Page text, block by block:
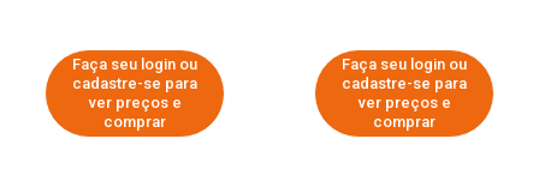
Faça seu login ou
cadastre-se para
ver preços e
comprar
Faça seu login ou
cadastre-se para
ver preços e
comprar